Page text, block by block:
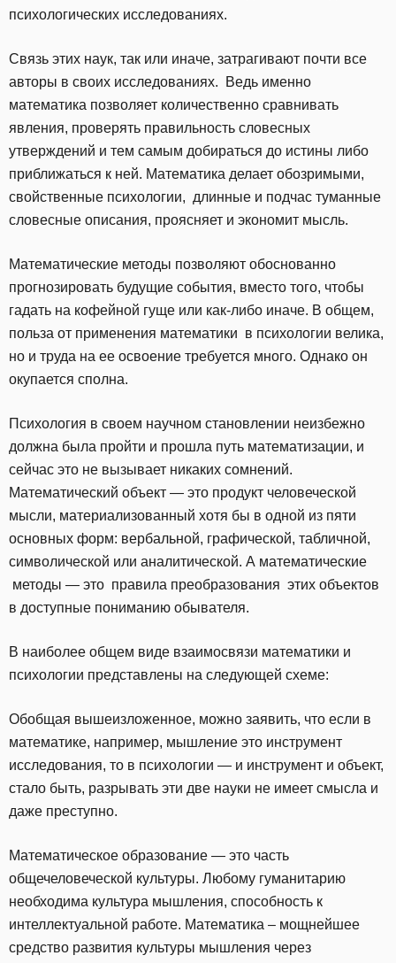
психологических исследованиях.
Связь этих наук, так или иначе, затрагивают почти все
авторы в своих исследованиях. Ведь именно
математика позволяет количественно сравнивать
явления, проверять правильность словесных
утверждений и тем самым добираться до истины либо
приближаться к ней. Математика делает обозримыми,
свойственные психологии, длинные и подчас туманные
словесные описания, проясняет и экономит мысль.
Математические методы позволяют обоснованно
прогнозировать будущие события, вместо того, чтобы
гадать на кофейной гуще или как-либо иначе. В общем,
польза от применения математики в психологии велика,
но и труда на ее освоение требуется много. Однако он
окупается сполна.
Психология в своем научном становлении неизбежно
должна была пройти и прошла путь математизации, и
сейчас это не вызывает никаких сомнений.
Математический объект — это продукт человеческой
мысли, материализованный хотя бы в одной из пяти
основных форм: вербальной, графической, табличной,
символической или аналитической. А математические
методы — это правила преобразования этих объектов
в доступные пониманию обывателя.
В наиболее общем виде взаимосвязи математики и
психологии представлены на следующей схеме:
Обобщая вышеизложенное, можно заявить, что если в
математике, например, мышление это инструмент
исследования, то в психологии — и инструмент и объект,
стало быть, разрывать эти две науки не имеет смысла и
даже преступно.
Математическое образование — это часть
общечеловеческой культуры. Любому гуманитарию
необходима культура мышления, способность к
интеллектуальной работе. Математика – мощнейшее
средство развития культуры мышления через